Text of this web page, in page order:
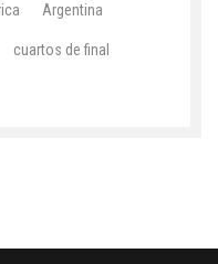
Argentina
cuartos de final